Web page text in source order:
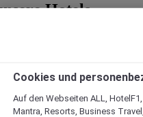
Hotels
Cookies und
Auf den Webseiten ALL,
Mantra, Resorts, Business